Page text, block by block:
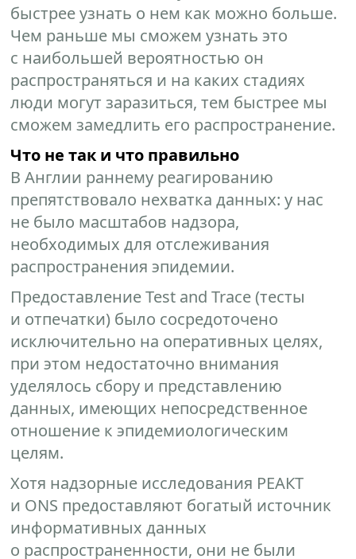
быстрее узнать о нем как можно больше.
Чем раньше мы сможем узнать это
с наибольшей вероятностью он
распространяться и на каких стадиях
люди могут заразиться, тем быстрее мы
сможем замедлить его распространение.
Что не так и что правильно
В Англии раннему реагированию
препятствовало нехватка данных: у нас
не было масштабов надзора,
необходимых для отслеживания
распространения эпидемии.
Предоставление Test and Trace (тесты
и отпечатки) было сосредоточено
исключительно на оперативных целях,
при этом недостаточно внимания
уделялось сбору и представлению
данных, имеющих непосредственное
отношение к эпидемиологическим
целям.
Хотя надзорные исследования РЕАКТ
и ONS предоставляют богатый источник
информативных данных
о распространенности, они не были